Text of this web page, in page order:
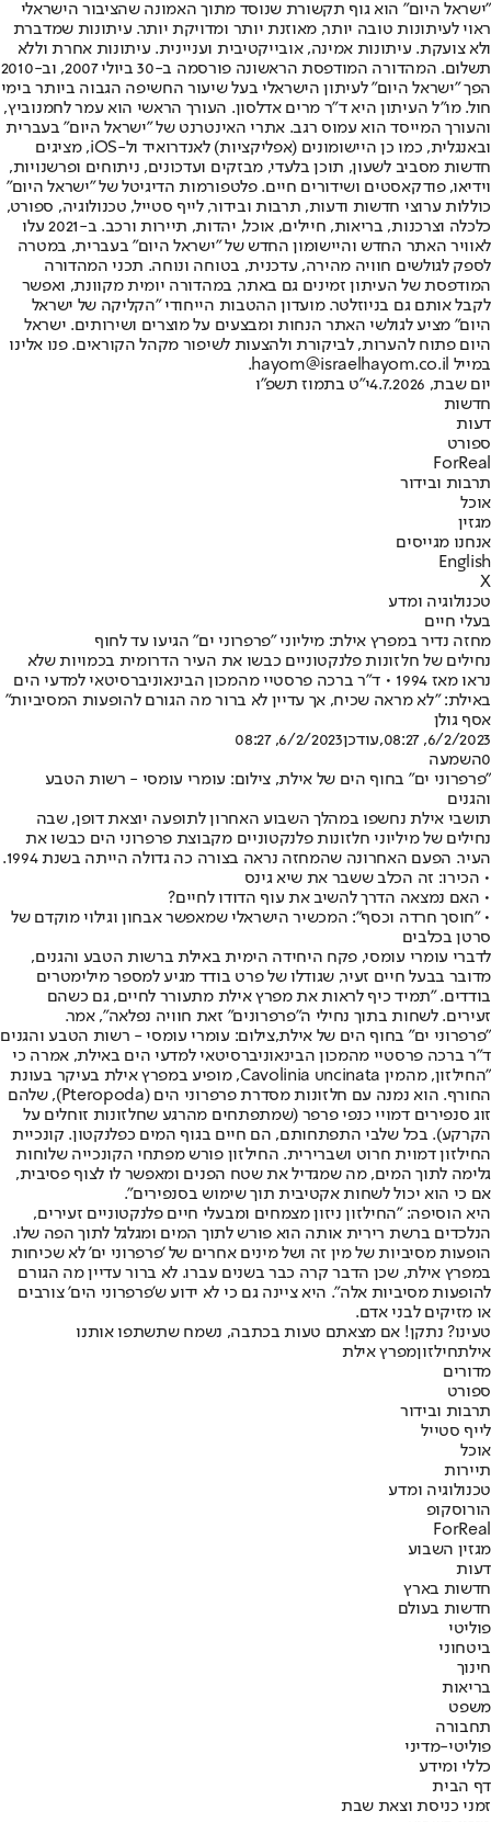
"ישראל היום" הוא גוף תקשורת שנוסד מתוך האמונה שהציבור הישראלי
ראוי לעיתונות טובה יותר, מאוזנת יותר ומדויקת יותר. עיתונות שמדברת
ולא צועקת. עיתונות אמינה, אובייקטיבית ועניינית. עיתונות אחרת וללא
תשלום. המהדורה המודפסת הראשונה פורסמה ב-30 ביולי 2007, וב-2010
הפך "ישראל היום" לעיתון הישראלי בעל שיעור החשיפה הגבוה ביותר בימי
חול. מו"ל העיתון היא ד"ר מרים אדלסון. העורך הראשי הוא עמר לחמנוביץ,
והעורך המייסד הוא עמוס רגב. אתרי האינטרנט של "ישראל היום" בעברית
ובאנגלית, כמו כן היישומונים (אפליקציות) לאנדרואיד ול-iOS, מציגים
חדשות מסביב לשעון, תוכן בלעדי, מבזקים ועדכונים, ניתוחים ופרשנויות,
וידיאו, פודקאסטים ושידורים חיים. פלטפורמות הדיגיטל של "ישראל היום"
כוללות ערוצי חדשות ודעות, תרבות ובידור, לייף סטייל, טכנולוגיה, ספורט,
כלכלה וצרכנות, בריאות, חיילים, אוכל, יהדות, תיירות ורכב. ב-2021 עלו
לאוויר האתר החדש והיישומון החדש של "ישראל היום" בעברית, במטרה
לספק לגולשים חוויה מהירה, עדכנית, בטוחה ונוחה. תכני המהדורה
המודפסת של העיתון זמינים גם באתר, במהדורה יומית מקוונת, ואפשר
לקבל אותם גם בניוזלטר. מועדון ההטבות הייחודי "הקליקה של ישראל
היום" מציע לגולשי האתר הנחות ומבצעים על מוצרים ושירותים. ישראל
היום פתוח להערות, לביקורת ולהצעות לשיפור מקהל הקוראים. פנו אלינו
במייל hayom@israelhayom.co.il.
יום שבת, 4.7.2026
י"ט בתמוז תשפ"ו
חדשות
דעות
ספורט
ForReal
תרבות ובידור
אוכל
מגזין
אנחנו מגייסים
English
X
טכנולוגיה ומדע
בעלי חיים
מחזה נדיר במפרץ אילת: מיליוני "פרפרוני ים" הגיעו עד לחוף
נחילים של חלזונות פלנקטוניים כבשו את העיר הדרומית בכמויות שלא
נראו מאז 1994 • ד"ר ברכה פרסטיי מהמכון הבינאוניברסיטאי למדעי הים
באילת: "לא מראה שכיח, אך עדיין לא ברור מה הגורם להופעות המסיביות"
אסף גולן
6/2/2023, 08:27
,עודכן6/2/2023, 08:27
0השמעה
"פרפרוני ים" בחוף הים של אילת, צילום: עומרי עומסי - רשות הטבע
והגנים
תושבי אילת נחשפו במהלך השבוע האחרון לתופעה יוצאת דופן, שבה
נחילים של מיליוני חלזונות פלנקטוניים מקבוצת פרפרוני הים כבשו את
העיר. הפעם האחרונה שהמחזה נראה בצורה כה גדולה הייתה בשנת 1994.
• הכירו: זה הכלב ששבר את שיא גינס
• האם נמצאה הדרך להשיב את עוף הדודו לחיים?
• "חוסך חרדה וכסף": המכשיר הישראלי שמאפשר אבחון וגילוי מוקדם של
סרטן בכלבים
לדברי עומרי עומסי, פקח היחידה הימית באילת ברשות הטבע והגנים,
מדובר בבעל חיים זעיר, שגודלו של פרט בודד מגיע למספר מילימטרים
בודדים. "תמיד כיף לראות את מפרץ אילת מתעורר לחיים, גם כשהם
זעירים. לשחות בתוך נחילי ה"פרפרונים" זאת חוויה נפלאה", אמר.
"פרפרוני ים" בחוף הים של אילת,צילום: עומרי עומסי - רשות הטבע והגנים
ד"ר ברכה פרסטיי מהמכון הבינאוניברסיטאי למדעי הים באילת, אמרה כי
"החילזון, מהמין Cavolinia uncinata, מופיע במפרץ אילת בעיקר בעונת
החורף. הוא נמנה עם חלזונות מסדרת פרפרוני הים (Pteropoda), שלהם
זוג סנפירים דמויי כנפי פרפר (שמתפתחים מהרגע שחלזונות זוחלים על
הקרקע). בכל שלבי התפתחותם, הם חיים בגוף המים כפלנקטון. קונכיית
החילזון דמוית חרוט ושברירית. החילזון פורש מפתחי הקונכייה שלוחות
גלימה לתוך המים, מה שמגדיל את שטח הפנים ומאפשר לו לצוף פסיבית,
אם כי הוא יכול לשחות אקטיבית תוך שימוש בסנפירים".
היא הוסיפה: "החילזון ניזון מצמחים ומבעלי חיים פלנקטוניים זעירים,
הנלכדים ברשת רירית אותה הוא פורש לתוך המים ומגלגל לתוך הפה שלו.
הופעות מסיביות של מין זה ושל מינים אחרים של 'פרפרוני ים' לא שכיחות
במפרץ אילת, שכן הדבר קרה כבר בשנים עברו. לא ברור עדיין מה הגורם
להופעות מסיביות אלה". היא ציינה גם כי לא ידוע ש'פרפרוני הים' צורבים
או מזיקים לבני אדם.
טעינו? נתקן! אם מצאתם טעות בכתבה, נשמח שתשתפו אותנו
אילתחילזוןמפרץ אילת
מדורים
ספורט
תרבות ובידור
לייף סטייל
אוכל
תיירות
טכנולוגיה ומדע
הורוסקופ
ForReal
מגזין השבוע
דעות
חדשות בארץ
חדשות בעולם
פוליטי
ביטחוני
חינוך
בריאות
משפט
תחבורה
פוליטי-מדיני
כללי ומידע
דף הבית
זמני כניסת וצאת שבת